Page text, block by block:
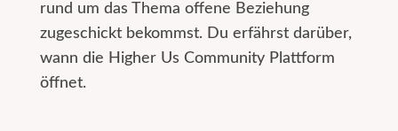
rund um das Thema offene Beziehung
zugeschickt bekommst. Du erfährst darüber,
wann die Higher Us Community Plattform
öffnet.